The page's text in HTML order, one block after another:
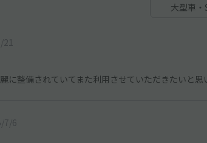
大型車・
21
に整備されていてまた利用させていただきたいと思
7/6